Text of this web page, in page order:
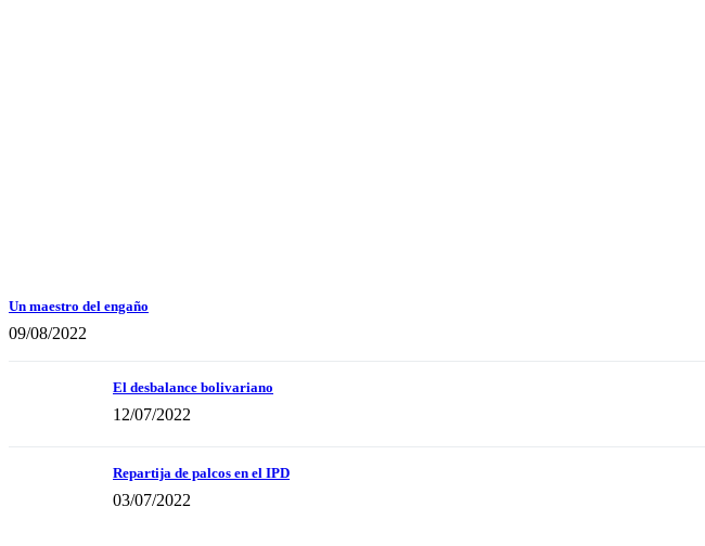
Un maestro del engaño
09/08/2022
El desbalance bolivariano
12/07/2022
Repartija de palcos en el IPD
03/07/2022